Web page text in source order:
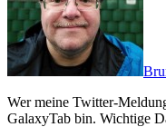
Wer meine Twitter-Meldungen verfolgt hat, der weiß inzwischen, dass ich seit einer guten Woche glücklicher(!) Besitzer eines Samsung
GalaxyTab bin. Wichtige